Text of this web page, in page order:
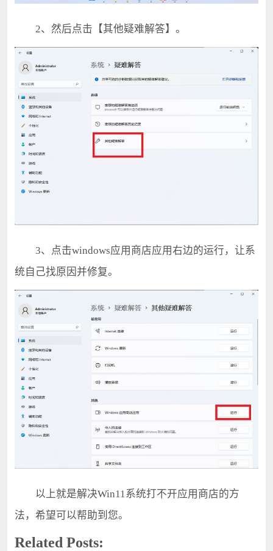
2、然后点击【其他疑难解答】。
3、点击windows应用商店应用右边的运行，让系
统自己找原因并修复。
以上就是解决Win11系统打不开应用商店的方
法，希望可以帮助到您。
Related Posts: